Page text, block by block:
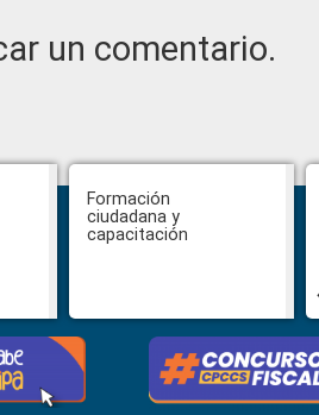
un comentario.
Formación
ciudadana y
capacitación
Abiertas impugnaciones a los
delegados de la Función Judicial a
la Comisión Ciudadana de
Selección para la designación de